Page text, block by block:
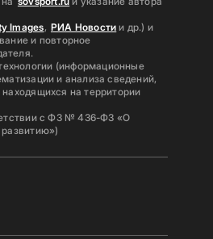
Images, РИА Новости и др.) и
и повторное
(информационные
и анализа сведений,
на территории
с ФЗ № 436-ФЗ «О